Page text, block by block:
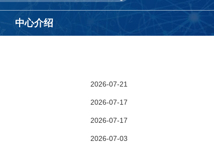
中心介绍
2026-07-21
2026-07-17
2026-07-17
2026-07-03